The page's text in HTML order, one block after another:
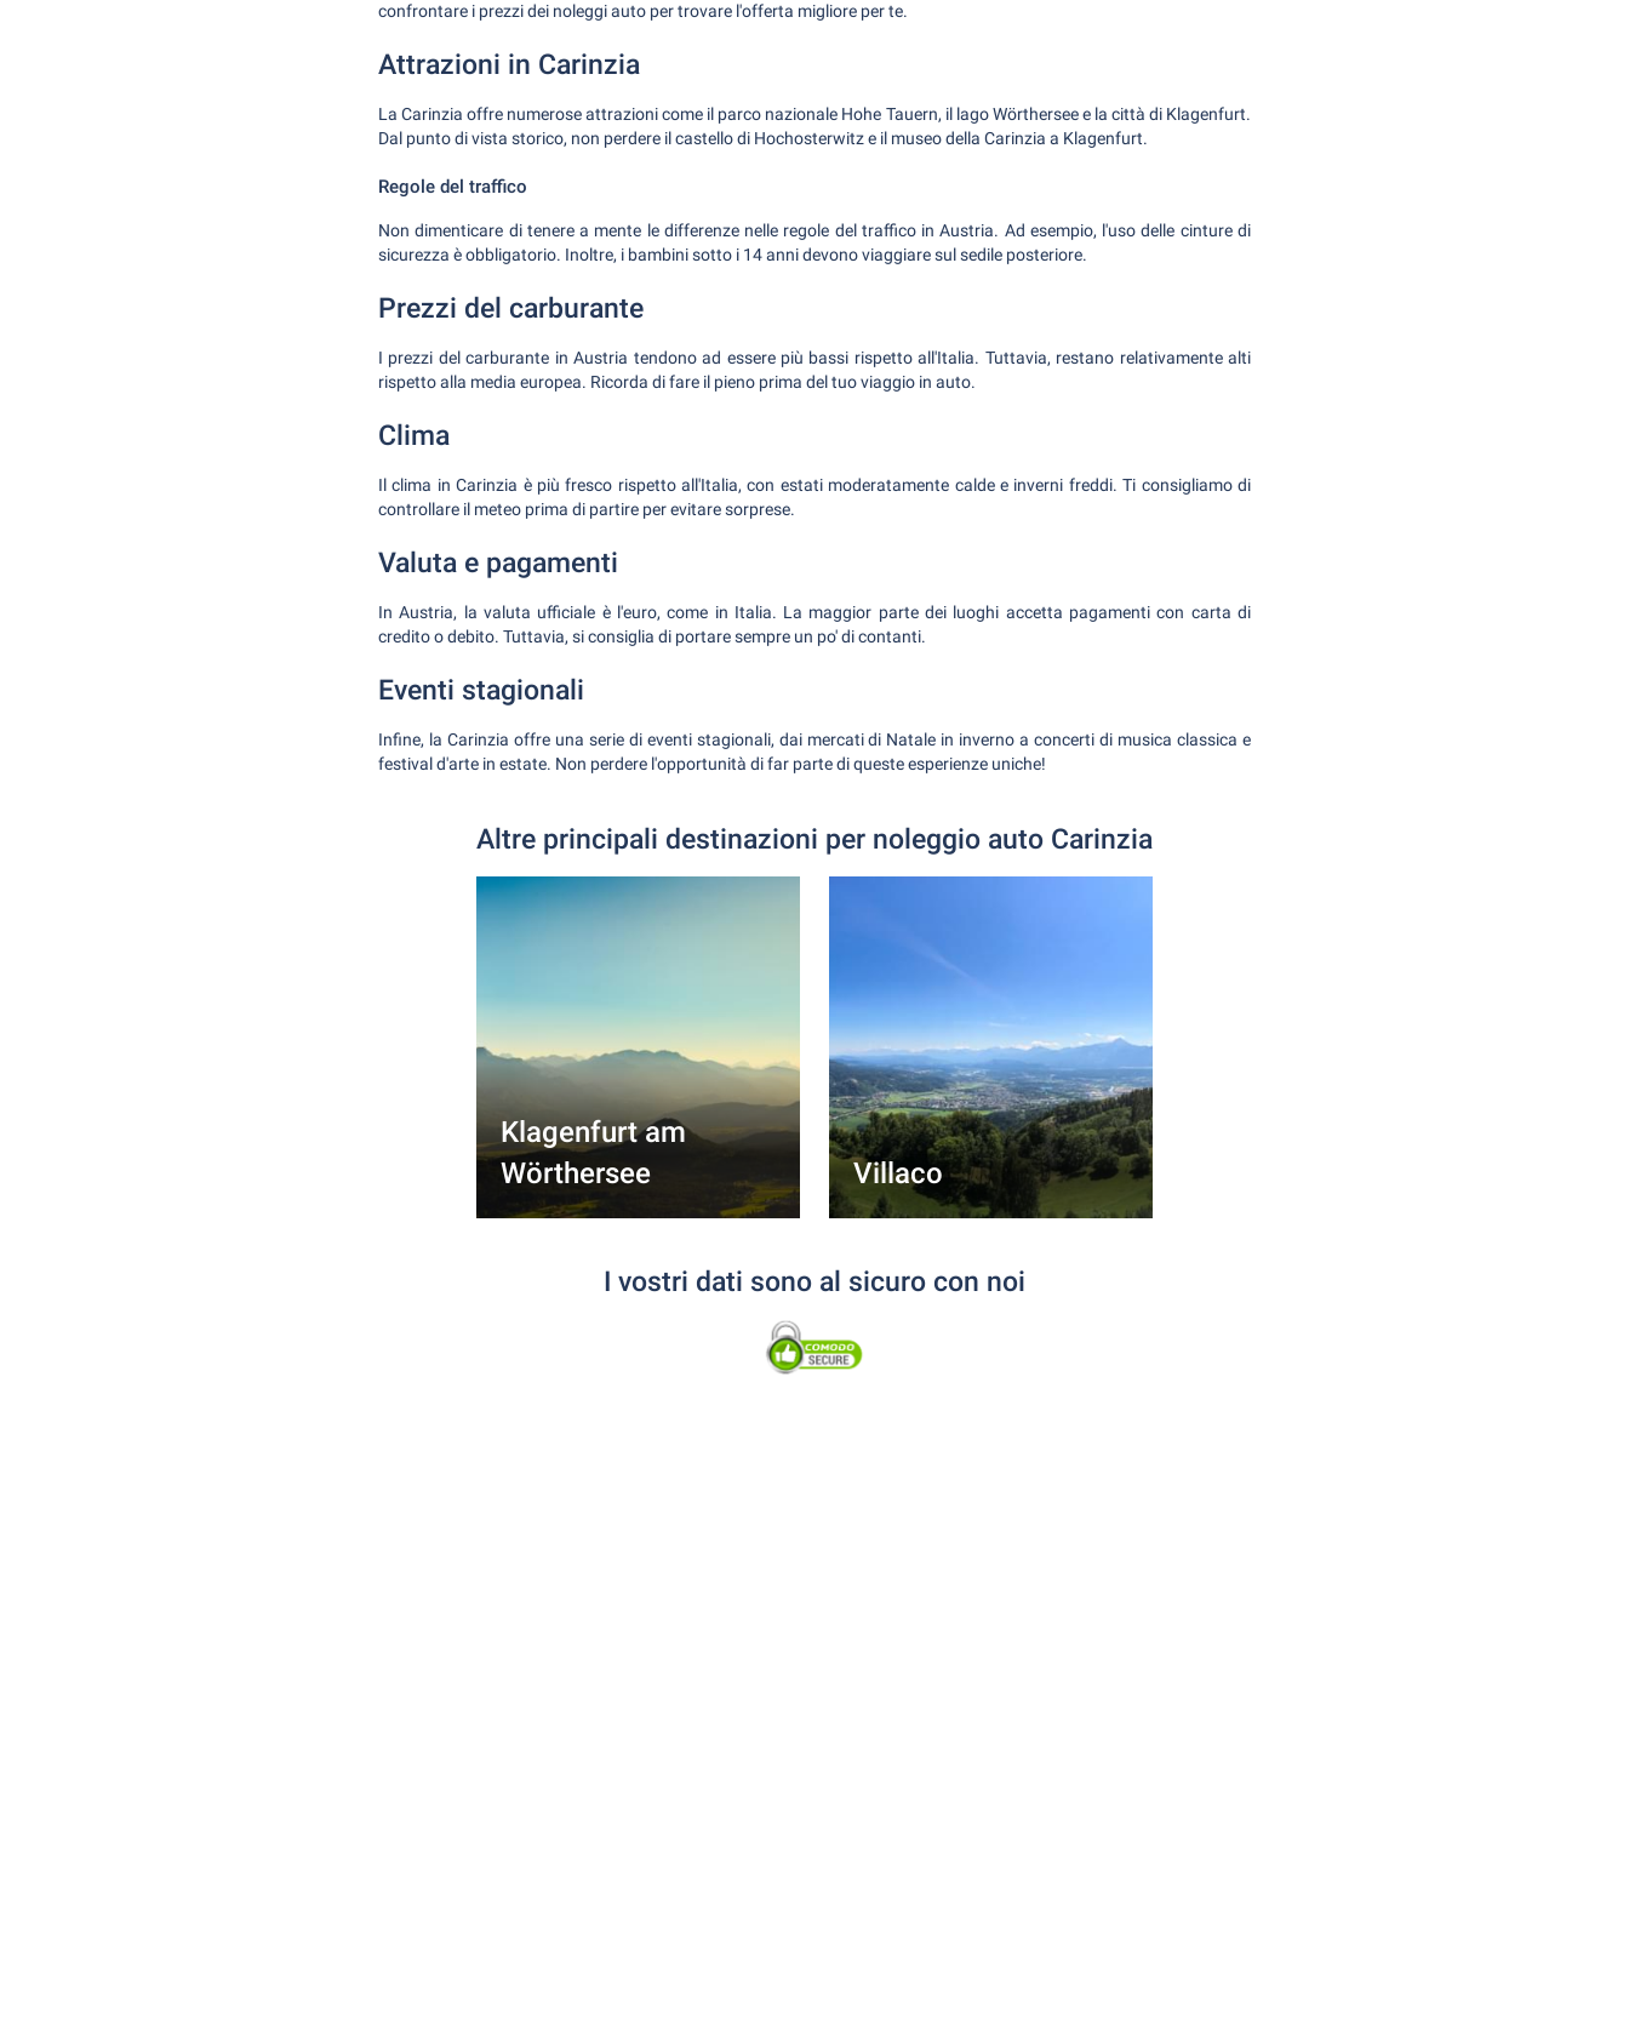
confrontare i prezzi dei noleggi auto per trovare l'offerta migliore per te.
Attrazioni in Carinzia
La Carinzia offre numerose attrazioni come il parco nazionale Hohe Tauern, il lago Wörthersee e la città di Klagenfurt.
Dal punto di vista storico, non perdere il castello di Hochosterwitz e il museo della Carinzia a Klagenfurt.
Regole del traffico
Non dimenticare di tenere a mente le differenze nelle regole del traffico in Austria. Ad esempio, l'uso delle cinture di
sicurezza è obbligatorio. Inoltre, i bambini sotto i 14 anni devono viaggiare sul sedile posteriore.
Prezzi del carburante
I prezzi del carburante in Austria tendono ad essere più bassi rispetto all'Italia. Tuttavia, restano relativamente alti
rispetto alla media europea. Ricorda di fare il pieno prima del tuo viaggio in auto.
Clima
Il clima in Carinzia è più fresco rispetto all'Italia, con estati moderatamente calde e inverni freddi. Ti consigliamo di
controllare il meteo prima di partire per evitare sorprese.
Valuta e pagamenti
In Austria, la valuta ufficiale è l'euro, come in Italia. La maggior parte dei luoghi accetta pagamenti con carta di
credito o debito. Tuttavia, si consiglia di portare sempre un po' di contanti.
Eventi stagionali
Infine, la Carinzia offre una serie di eventi stagionali, dai mercati di Natale in inverno a concerti di musica classica e
festival d'arte in estate. Non perdere l'opportunità di far parte di queste esperienze uniche!
Altre principali destinazioni per noleggio auto Carinzia
Klagenfurt am
Wörthersee
Villaco
I vostri dati sono al sicuro con noi